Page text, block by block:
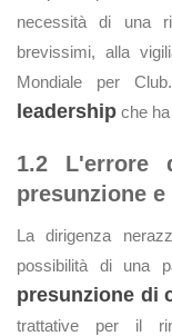
necessità di una
brevissimi, alla
Mondiale per
leadership che
1.2 L'errore
presunzione
La dirigenza
possibilità di una
presunzione di
trattative per il